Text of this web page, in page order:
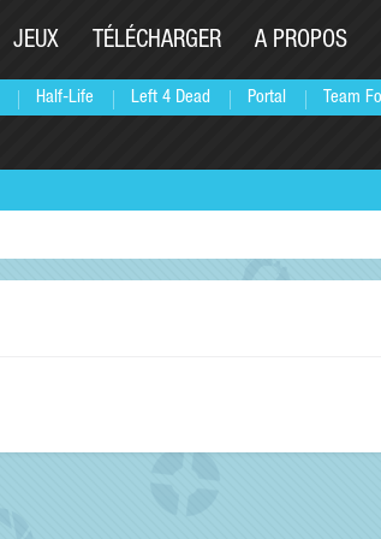
Half-Life Left 4 Dead Portal Team
JEUX TÉLÉCHARGER A PROPOS